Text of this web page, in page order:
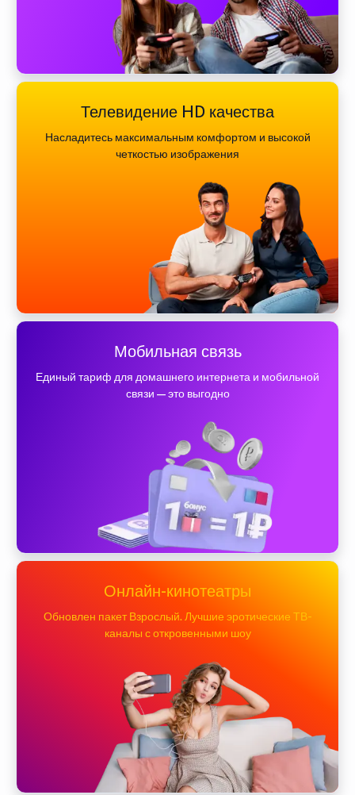
Телевидение HD качества
Насладитесь максимальным комфортом и высокой
четкостью изображения
Мобильная связь
Единый тариф для домашнего интернета и мобильной
связи — это выгодно
Онлайн-кинотеатры
Обновлен пакет Взрослый. Лучшие эротические ТВ-
каналы с откровенными шоу